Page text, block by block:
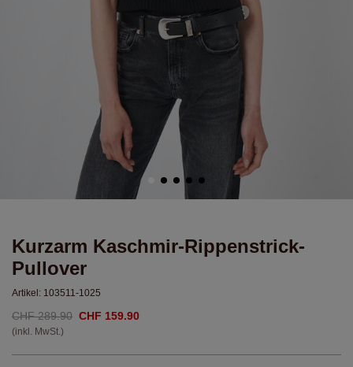
Kurzarm Kaschmir-Rippenstrick-
Pullover
Artikel: 103511-1025
CHF 289.90 CHF 159.90
(inkl. MwSt.)